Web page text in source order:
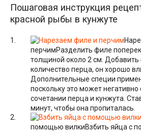
Пошаговая инструкция
красной рыбы в кунжуте
перчимРазделить филе
толщиной около 2 см. Добавить
количество перца, он хорошо
Дополнительные специи
поскольку это может негативно
сочетании перца и кунжута.
минут, чтобы она пропиталась.
помощью вилкиВзбить яйца с